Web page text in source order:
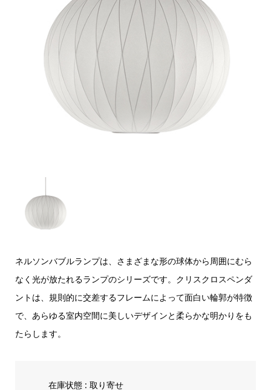
ネルソンバブルランプは、さまざまな形の球体から周囲にむら
なく光が放たれるランプのシリーズです。クリスクロスペンダ
ントは、規則的に交差するフレームによって面白い輪郭が特徴
で、あらゆる室内空間に美しいデザインと柔らかな明かりをも
たらします。
在庫状態 : 取り寄せ